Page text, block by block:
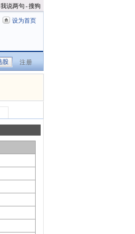
我说两句 -搜狗
设为首页
注册